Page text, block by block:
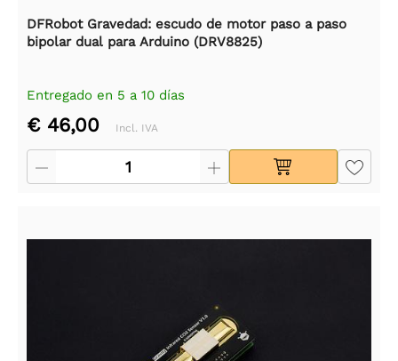
DFRobot Gravedad: escudo de motor paso a paso
bipolar dual para Arduino (DRV8825)
Entregado en 5 a 10 días
€ 46,00 Incl. IVA